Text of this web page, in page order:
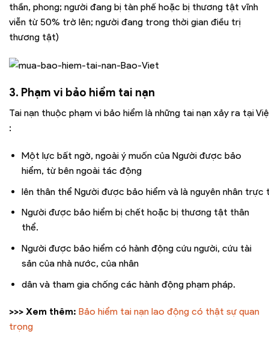
thần, phong; người đang bị tàn phế hoặc bị thương tật vĩnh
viễn từ 50% trờ lên; người đang trong thời gian điều trị
thương tật)
3. Phạm vi bảo hiểm tai nạn
Tai nạn thuộc phạm vi bảo hiểm là những tai nạn xảy ra tại
:
Một lực bất ngờ, ngoài ý muốn của Người được bảo
hiểm, từ bên ngoài tác động
lên thân thể Người được bảo hiểm và là nguyên nhân trực
Người được bảo hiểm bị chết hoặc bị thương tật thân
thể.
Người được bảo hiểm có hành động cứu người, cứu tài
sản của nhà nước, của nhân
dân và tham gia chống các hành động phạm pháp.
>>> Xem thêm: Bảo hiểm tai nạn lao động có thật sự quan
trọng